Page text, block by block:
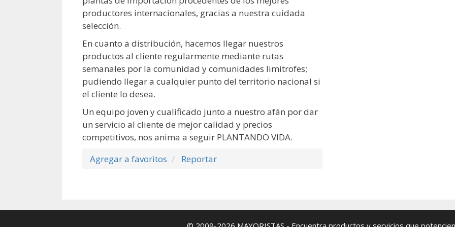
productores internacionales, gracias a nuestra cuidada
selección.
En cuanto a distribución, hacemos llegar nuestros
productos al cliente regularmente mediante rutas
semanales por la comunidad y comunidades limítrofes;
pudiendo llegar a cualquier punto del territorio nacional si
el cliente lo desea.
Un equipo joven y cualificado junto a nuestro afán por dar
un servicio al cliente de mejor calidad y precios
competitivos, nos anima a seguir PLANTANDO VIDA.
Agregar a favoritos
Reportar